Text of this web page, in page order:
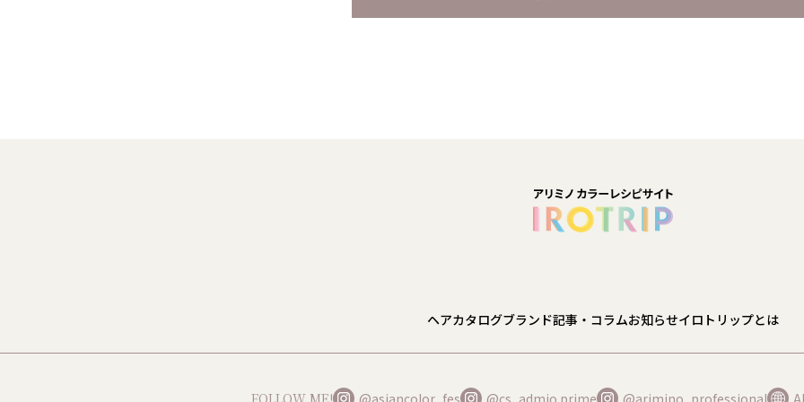
ヘアカタログブランド記事・コラムお知らせイロトリップとは
FOLLOW ME! @asiancolor_fes @cs_admio.prime @arimino_professional